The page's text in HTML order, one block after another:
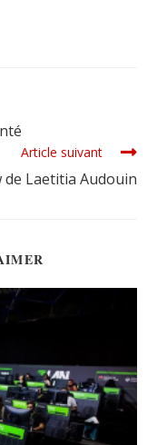
Article suivant
de Laetitia Audouin